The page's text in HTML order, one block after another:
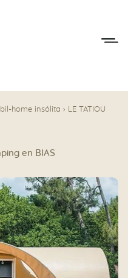
home insólita › LE TATIOU
en BIAS